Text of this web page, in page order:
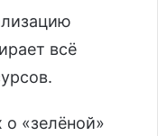
всё
о «зелёной»